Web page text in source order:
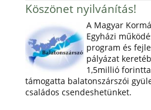
Köszönet nyilvánítás!
A Magyar
Egyházi
program és
pályázat
1,5millió
támogatta balatonszárszói
családos csendeshetünket.